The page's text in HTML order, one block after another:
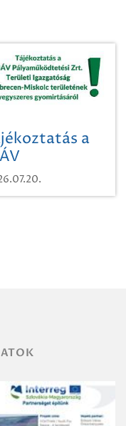
a
Területi